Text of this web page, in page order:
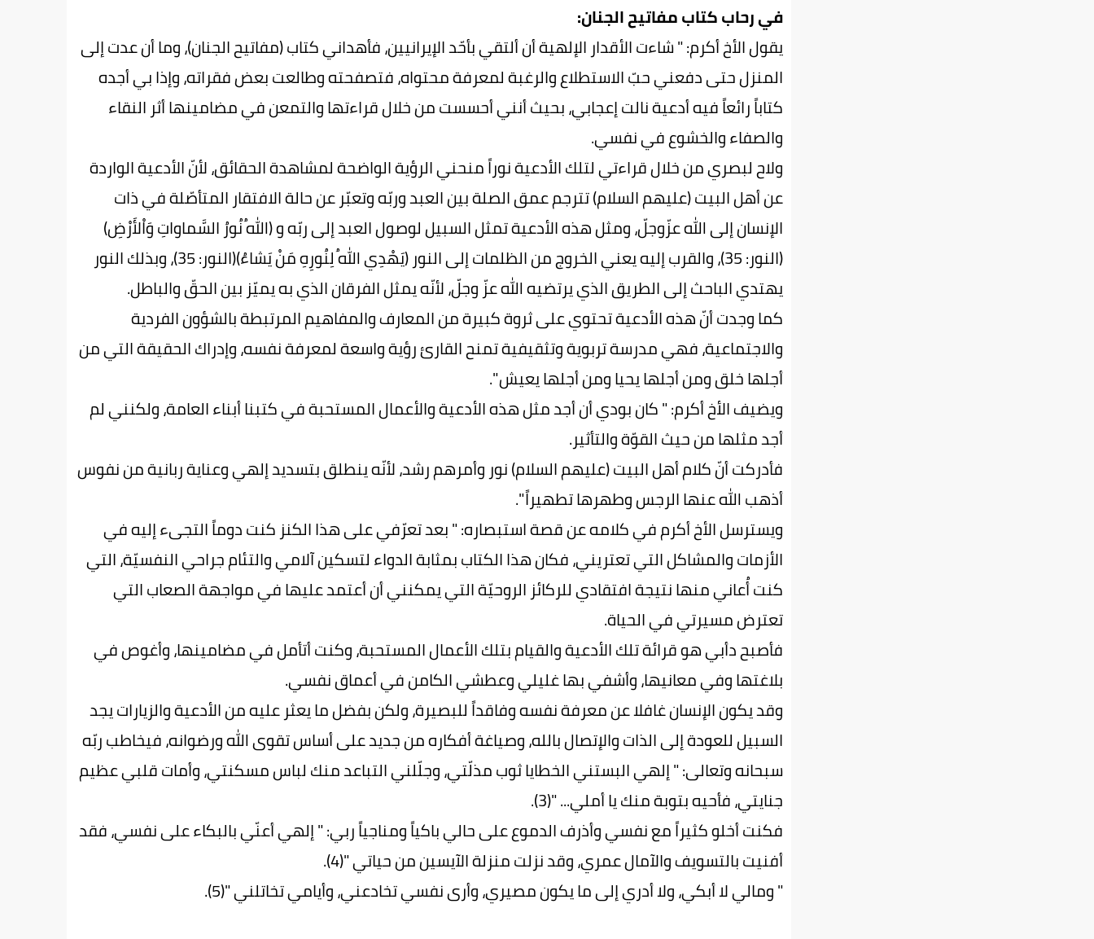
في رحاب كتاب مفاتيح الجنان:
يقول الأخ أكرم: " شاءت الأقدار الإلهية أن ألتقي بأحّد الإيرانيين، فأهداني كتاب (مفاتيح الجنان)، وما أن عدت إلى
المنزل حتى دفعني حبّ الاستطلاع والرغبة لمعرفة محتواه، فتصفحته وطالعت بعض فقراته، وإذا بي أجده
كتاباً رائعاً فيه أدعية نالت إعجابي، بحيث أنني أحسست من خلال قراءتها والتمعن في مضامينها أثر النقاء
والصفاء والخشوع في نفسي.
ولاح لبصري من خلال قراءتي لتلك الأدعية نوراً منحني الرؤية الواضحة لمشاهدة الحقائق، لأنّ الأدعية الواردة
عن أهل البيت (عليهم السلام) تترجم عمق الصلة بين العبد وربّه وتعبّر عن حالة الافتقار المتأصّلة في ذات
الإنسان إلى الله عزّوجلّ، ومثل هذه الأدعية تمثل السبيل لوصول العبد إلى ربّه و (اللهُ نُورُ السَّماواتِ وَاْلأَرْضِ)
(النور: 35)، والقرب إليه يعني الخروج من الظلمات إلى النور (يَهْدِي اللهُ لِنُورِهِ مَنْ يَشاءُ)(النور: 35)، وبذلك النور
يهتدي الباحث إلى الطريق الذي يرتضيه الله عزّ وجلّ، لأنّه يمثل الفرقان الذي به يميّز بين الحقّ والباطل.
كما وجدت أنّ هذه الأدعية تحتوي على ثروة كبيرة من المعارف والمفاهيم المرتبطة بالشؤون الفردية
والاجتماعية، فهي مدرسة تربوية وتثقيفية تمنح القارئ رؤية واسعة لمعرفة نفسه، وإدراك الحقيقة التي من
أجلها خلق ومن أجلها يحيا ومن أجلها يعيش ".
ويضيف الأخ أكرم: " كان بودي أن أجد مثل هذه الأدعية والأعمال المستحبة في كتبنا أبناء العامة، ولكنني لم
أجد مثلها من حيث القوّة والتأثير.
فأدركت أنّ كلام أهل البيت (عليهم السلام) نور وأمرهم رشد، لأنّه ينطلق بتسديد إلهي وعناية ربانية من نفوس
أذهب الله عنها الرجس وطهرها تطهيراً ".
ويسترسل الأخ أكرم في كلامه عن قصة استبصاره: " بعد تعرّفي على هذا الكنز كنت دوماً التجىء إليه في
الأزمات والمشاكل التي تعتريني، فكان هذا الكتاب بمثابة الدواء لتسكين آلامي والتئام جراحي النفسيّة، التي
كنت أُعاني منها نتيجة افتقادي للركائز الروحيّة التي يمكنني أن أعتمد عليها في مواجهة الصعاب التي
تعترض مسيرتي في الحياة.
فأصبح دأبي هو قرائة تلك الأدعية والقيام بتلك الأعمال المستحبة، وكنت أتأمل في مضامينها، وأغوص في
بلاغتها وفي معانيها، وأشفي بها غليلي وعطشي الكامن في أعماق نفسي.
وقد يكون الإنسان غافلا عن معرفة نفسه وفاقداً للبصيرة، ولكن بفضل ما يعثر عليه من الأدعية والزيارات يجد
السبيل للعودة إلى الذات والإتصال بالله، وصياغة أفكاره من جديد على أساس تقوى الله ورضوانه، فيخاطب ربّه
سبحانه وتعالى: " إلهي البستني الخطايا ثوب مذلّتي، وجلّلني التباعد منك لباس مسكنتي، وأمات قلبي عظيم
جنايتي، فأحيه بتوبة منك يا أملي... "(3).
فكنت أخلو كثيراً مع نفسي وأذرف الدموع على حالي باكياً ومناجياً ربي: " إلهي أعنّي بالبكاء على نفسي، فقد
أفنيت بالتسويف والآمال عمري، وقد نزلت منزلة الآيسين من حياتي "(4).
" ومالي لا أبكي، ولا أدري إلى ما يكون مصيري، وأرى نفسي تخادعني، وأيامي تخاتلني "(5).